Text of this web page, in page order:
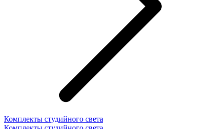
Комплекты студийного света